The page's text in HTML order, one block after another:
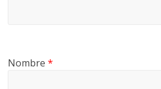
Nombre*